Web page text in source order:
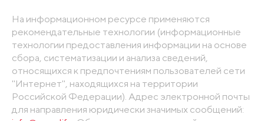
На информационном ресурсе применяются
рекомендательные технологии (информационные
технологии предоставления информации на основе
сбора, систематизации и анализа сведений,
относящихся к предпочтениям пользователей сети
"Интернет", находящихся на территории
Российской Федерации). Адрес электронной почты
для направления юридически значимых сообщений: